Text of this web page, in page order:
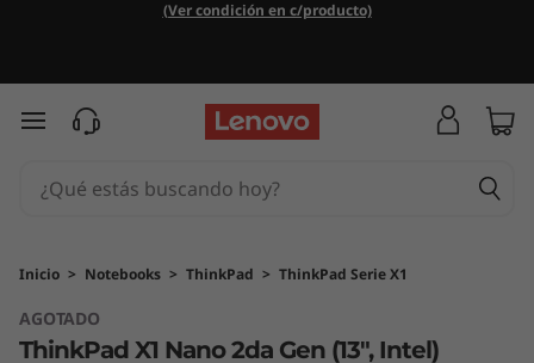
h
P
a
(Ver condición en c/producto)
Ir al contenido principal
Inicio > Notebooks > ThinkPad > ThinkPad Serie X1
AGOTADO
ThinkPad X1 Nano 2da Gen (13", Intel)